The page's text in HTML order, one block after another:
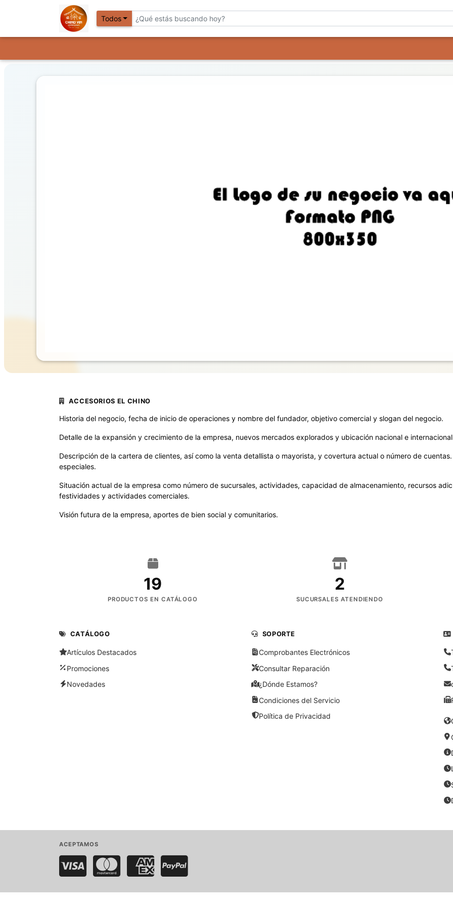
Todos
ACCESORIOS EL CHINO
Historia del negocio, fecha de inicio de operaciones y nombre del fundador, objetivo comercial y slogan del negocio.
Detalle de la expansión y crecimiento de la empresa, nuevos mercados explorados y ubicación nacional e
Descripción de la cartera de clientes, así como la venta detallista o mayorista, y covertura actual o número de
especiales.
Situación actual de la empresa como número de sucursales, actividades, capacidad de almacenamiento, recursos
festividades y actividades comerciales.
Visión futura de la empresa, aportes de bien social y comunitarios.
19
PRODUCTOS EN CATÁLOGO
2
SUCURSALES ATENDIENDO
CATÁLOGO
Artículos Destacados
Promociones
Novedades
SOPORTE
Comprobantes Electrónicos
Consultar Reparación
¿Dónde Estamos?
Condiciones del Servicio
Política de Privacidad
ACEPTAMOS
Visa MasterCardAmerican Express